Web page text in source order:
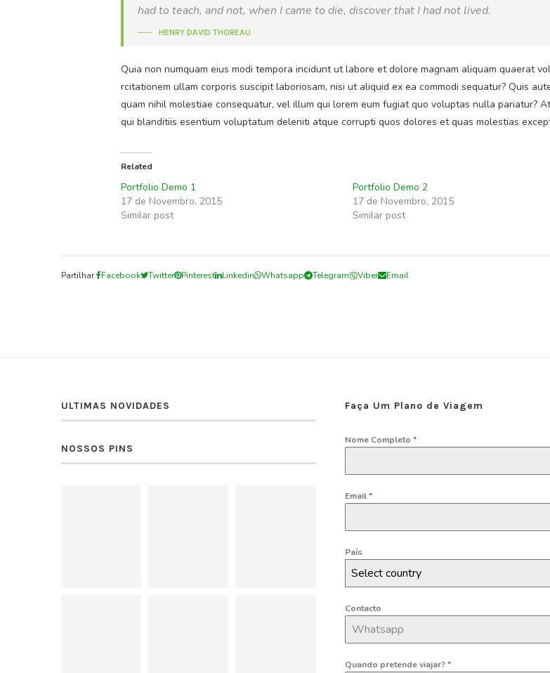
had to teach, and not, when I came to die, discover that I had not lived.
HENRY DAVID THOREAU
Quia non numquam eius modi tempora incidunt ut labore et dolore magnam aliquam quaerat
rcitationem ullam corporis suscipit laboriosam, nisi ut aliquid ex ea commodi sequatur? Quis
quam nihil molestiae consequatur, vel illum qui lorem eum fugiat quo voluptas nulla pariatur?
qui blanditiis esentium voluptatum deleniti atque corrupti quos dolores et quas molestias
Related
Portfolio Demo 1
17 de Novembro, 2015
Similar post
Portfolio Demo 2
17 de Novembro, 2015
Similar post
Partilhar Facebook Twitter Pinterest Linkedin Whatsapp Telegram Viber Email
ULTIMAS NOVIDADES
NOSSOS PINS
Faça Um Plano de Viagem
Nome Completo *
Email*
País
Select country
Contacto
Quando pretende viajar?*